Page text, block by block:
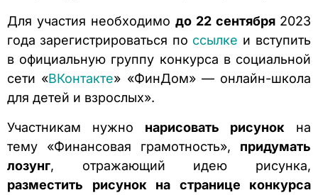
Для участия необходимо до 22 сентября 2023
года зарегистрироваться по ссылке и вступить
в официальную группу конкурса в социальной
сети «ВКонтакте» «ФинДом» — онлайн-школа
для детей и взрослых».
Участникам нужно нарисовать рисунок на
тему «Финансовая грамотность», придумать
лозунг, отражающий идею рисунка,
разместить рисунок на странице конкурса